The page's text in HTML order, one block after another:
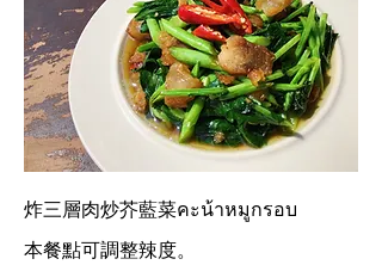
炸三層肉炒芥藍菜คะน้าหมูกรอบ
本餐點可調整辣度。